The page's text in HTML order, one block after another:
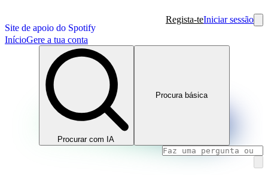
Site de apoio do Spotify
Regista-teIniciar sessão
InícioGere a tua conta
Procurar com IA
Procura básica